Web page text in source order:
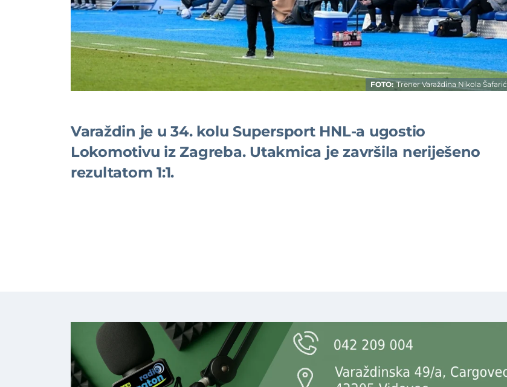
FOTO: Trener Varaždina Nikola Šafarić
Varaždin je u 34. kolu Supersport HNL-a ugostio
Lokomotivu iz Zagreba. Utakmica je završila neriješeno
rezultatom 1:1.